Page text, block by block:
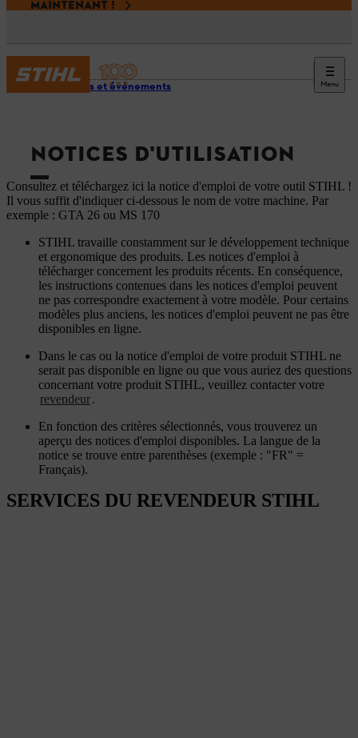
MAINTENANT !
Menu
Services et événements
NOTICES D'UTILISATION
Consultez et téléchargez ici la notice d'emploi de votre outil STIHL !
Il vous suffit d'indiquer ci-dessous le nom de votre machine. Par
exemple : GTA 26 ou MS 170
STIHL travaille constamment sur le développement technique
et ergonomique des produits. Les notices d'emploi à
télécharger concernent les produits récents. En conséquence,
les instructions contenues dans les notices d'emploi peuvent
ne pas correspondre exactement à votre modèle. Pour certains
modèles plus anciens, les notices d'emploi peuvent ne pas être
disponibles en ligne.
Dans le cas ou la notice d'emploi de votre produit STIHL ne
serait pas disponible en ligne ou que vous auriez des questions
concernant votre produit STIHL, veuillez contacter votre
revendeur.
En fonction des critères sélectionnés, vous trouverez un
aperçu des notices d'emploi disponibles. La langue de la
notice se trouve entre parenthèses (exemple : "FR" =
Français).
SERVICES DU REVENDEUR STIHL